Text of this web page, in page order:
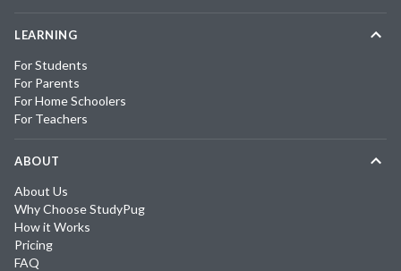
LEARNING
For Students
For Parents
For Home Schoolers
For Teachers
ABOUT
About Us
Why Choose StudyPug
How it Works
Pricing
FAQ